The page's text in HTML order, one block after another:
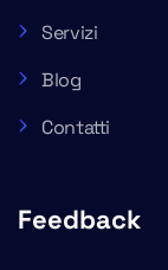
Servizi
Blog
Contatti
Feedback